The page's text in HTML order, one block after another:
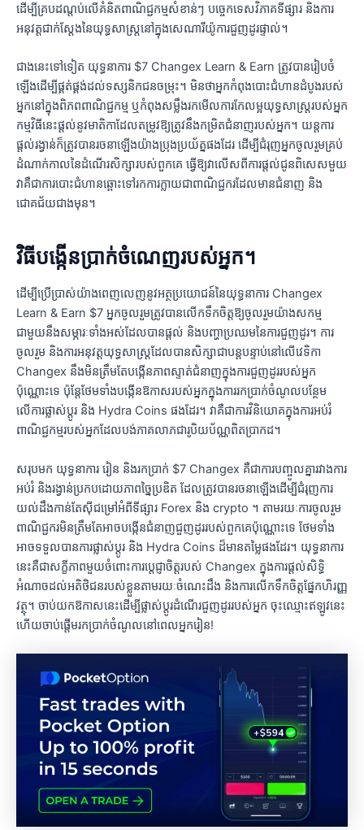
ដើម្បីគ្របដណ្តប់លើគំនិតពាណិជ្ជកម្មសំខាន់ៗ បច្ចេកទេសវិភាគទីផ្សារ និងការ
អនុវត្តជាក់ស្តែងនៃយុទ្ធសាស្រ្តនៅក្នុងសេណារីយ៉ូការជួញដូរផ្ទាល់។
ជាងនេះទៅទៀត យុទ្ធនាការ $7 Changex Learn & Earn ត្រូវបានរៀបចំ
ឡើងដើម្បីផ្គត់ផ្គង់ដល់ទស្សនិកជនចម្រុះ។ មិនថាអ្នកកំពុងបោះជំហានដំបូងរបស់
អ្នកនៅក្នុងពិភពពាណិជ្ជកម្ម ឬកំពុងសម្លឹងរកមើលការកែលម្អយុទ្ធសាស្រ្តរបស់អ្នក
កម្មវិធីនេះផ្តល់នូវមាតិកាដែលតម្រូវឱ្យត្រូវនឹងកម្រិតជំនាញរបស់អ្នក។ យន្តការ
ផ្តល់រង្វាន់ក៏ត្រូវបានរចនាឡើងយ៉ាងប្រុងប្រយ័ត្នផងដែរ ដើម្បីជំរុញអ្នកចូលរួមគ្រប់
ដំណាក់កាលនៃដំណើរសិក្សារបស់ពួកគេ ធ្វើឱ្យវាលើសពីការផ្តល់ជូនពិសេសមួយ
វាគឺជាការបោះជំហានឆ្ពោះទៅរកការក្លាយជាពាណិជ្ជករដែលមានជំនាញ និង
ជោគជ័យជាងមុន។
វិធីបង្កើនប្រាក់ចំណេញរបស់អ្នក។
ដើម្បីប្រើប្រាស់យ៉ាងពេញលេញនូវអត្ថប្រយោជន៍នៃយុទ្ធនាការ Changex
Learn & Earn $7 អ្នកចូលរួមត្រូវបានលើកទឹកចិត្តឱ្យចូលរួមយ៉ាងសកម្ម
ជាមួយនឹងសម្ភារៈទាំងអស់ដែលបានផ្តល់ និងបញ្ហាប្រឈមនៃការជួញដូរ។ ការ
ចូលរួម និងការអនុវត្តយុទ្ធសាស្ត្រដែលបានសិក្សាជាបន្តបន្ទាប់នៅលើវេទិកា
Changex នឹងមិនត្រឹមតែបង្កើនភាពស្ទាត់ជំនាញក្នុងការជួញដូររបស់អ្នក
ប៉ុណ្ណោះទេ ប៉ុន្តែថែមទាំងបង្កើនឱកាសរបស់អ្នកក្នុងការរកប្រាក់ចំណូលបន្ថែម
លើការផ្លាស់ប្តូរ និង Hydra Coins ផងដែរ។ វាគឺជាការវិនិយោគក្នុងការអប់រំ
ពាណិជ្ជកម្មរបស់អ្នកដែលបង់ភាគលាភជារូបិយប័ណ្ណពិតប្រាកដ។
សរុបមក យុទ្ធនាការ រៀន និងរកប្រាក់ $7 Changex គឺជាការបញ្ចូលគ្នារវាងការ
អប់រំ និងរង្វាន់ប្រកបដោយភាពច្នៃប្រឌិត ដែលត្រូវបានរចនាឡើងដើម្បីជំរុញការ
យល់ដឹងកាន់តែស៊ីជម្រៅអំពីទីផ្សារ Forex និង crypto ។ តាមរយៈការចូលរួម
ពាណិជ្ជករមិនត្រឹមតែអាចបង្កើនជំនាញជួញដូររបស់ពួកគេប៉ុណ្ណោះទេ ថែមទាំង
អាចទទួលបានការផ្លាស់ប្តូរ និង Hydra Coins ដ៏មានតម្លៃផងដែរ។ យុទ្ធនាការ
នេះគឺជាសក្ខីភាពមួយចំពោះការប្តេជ្ញាចិត្តរបស់ Changex ក្នុងការផ្តល់សិទ្ធិ
អំណាចដល់អតិថិជនរបស់ខ្លួនតាមរយៈចំណេះដឹង និងការលើកទឹកចិត្តផ្នែកហិរញ្ញ
វត្ថុ។ ចាប់យកឱកាសនេះដើម្បីផ្លាស់ប្តូរដំណើរជួញដូររបស់អ្នក ចុះឈ្មោះឥឡូវនេះ
ហើយចាប់ផ្តើមរកប្រាក់ចំណូលនៅពេលអ្នករៀន!